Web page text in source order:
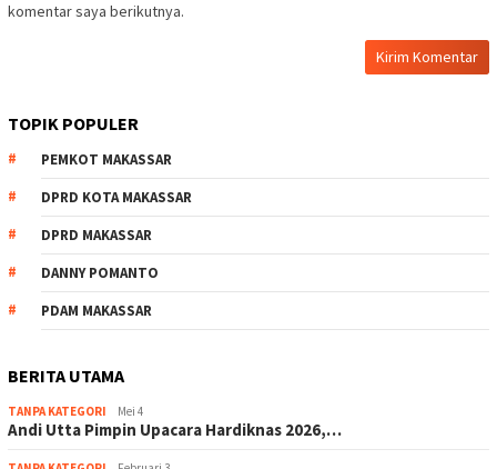
komentar saya berikutnya.
TOPIK POPULER
PEMKOT MAKASSAR
DPRD KOTA MAKASSAR
DPRD MAKASSAR
DANNY POMANTO
PDAM MAKASSAR
BERITA UTAMA
TANPA KATEGORI Mei 4
Andi Utta Pimpin Upacara Hardiknas 2026,…